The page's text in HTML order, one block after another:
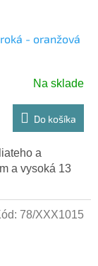
- oranžová
Na sklade
Do košíka
a
a vysoká 13
78/XXX1015